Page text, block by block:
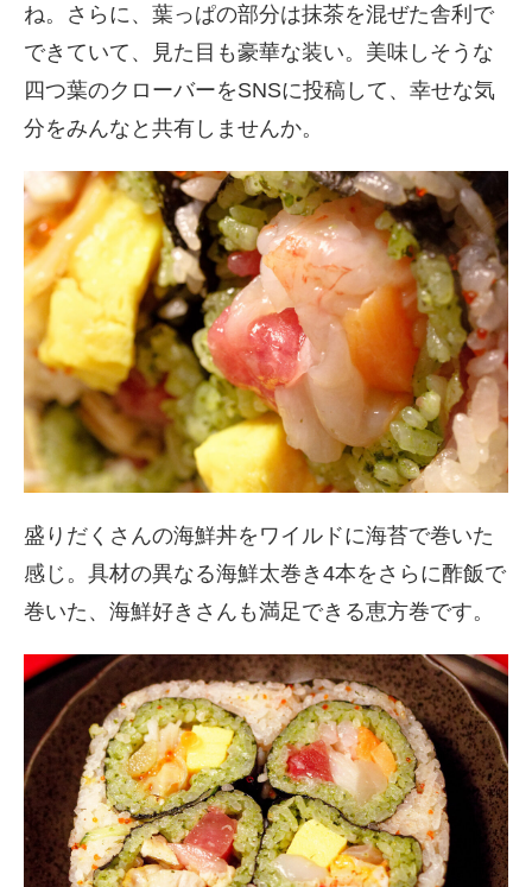
ね。さらに、葉っぱの部分は抹茶を混ぜた舎利で
できていて、見た目も豪華な装い。美味しそうな
四つ葉のクローバーをSNSに投稿して、幸せな気
分をみんなと共有しませんか。
盛りだくさんの海鮮丼をワイルドに海苔で巻いた
感じ。具材の異なる海鮮太巻き4本をさらに酢飯で
巻いた、海鮮好きさんも満足できる恵方巻です。